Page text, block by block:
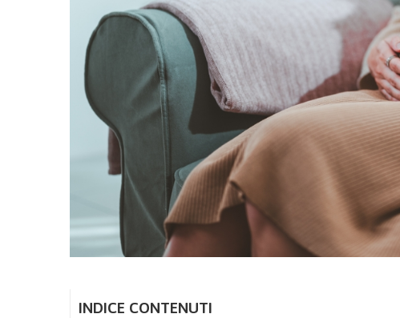
INDICE CONTENUTI